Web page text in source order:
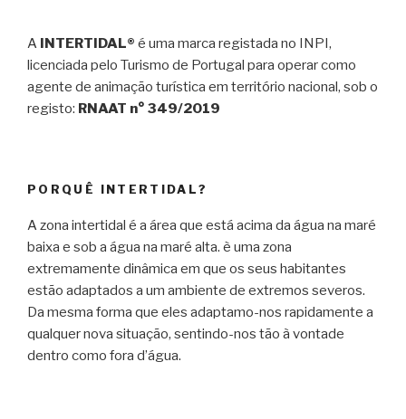
A INTERTIDAL® é uma marca registada no INPI,
licenciada pelo Turismo de Portugal para operar como
agente de animação turística em território nacional, sob o
registo: RNAAT n° 349/2019
PORQUÊ INTERTIDAL?
A zona intertidal é a área que está acima da água na maré
baixa e sob a água na maré alta. è uma zona
extremamente dinâmica em que os seus habitantes
estão adaptados a um ambiente de extremos severos.
Da mesma forma que eles adaptamo-nos rapidamente a
qualquer nova situação, sentindo-nos tão à vontade
dentro como fora d’água.